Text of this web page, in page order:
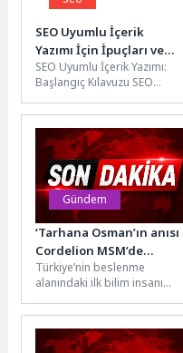
SEO Uyumlu İçerik
Yazımı İçin İpuçları ve
Stratejiler
SEO Uyumlu İçerik Yazımı:
Başlangıç Kılavuzu SEO
Optimizasyonu), bir web
sitesinin arama
motorlarında...
Gündem
‘Tarhana Osman’ın anısı
Cordelion MSM’de
yaşayacak
Türkiye’nin beslenme
alanındaki ilk bilim insanı
emperyalizmi ile
mücadeleye adayan
Karşıyakalı...